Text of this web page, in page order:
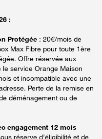
:
Protégée : 20€/mois de
Max Fibre pour toute 1ère
Offre réservée aux
le service Orange Maison
et incompatible avec une
Perte de la remise en
déménagement ou de
engagement 12 mois
réserve d’éligibilité et de